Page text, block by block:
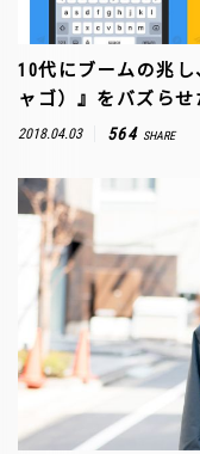
10代にブームの兆し
ャゴ）』をバズらせ
2018.04.03 564 SHARE